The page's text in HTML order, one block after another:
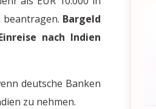
Bargeld
nach Indien
deutsche Banken
zu nehmen.